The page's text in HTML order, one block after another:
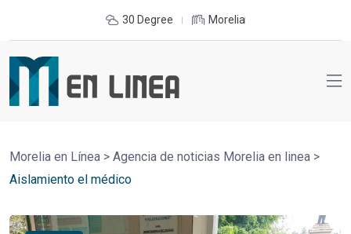
30 Degree Morelia
Morelia en Línea > Agencia de noticias Morelia en linea >
Aislamiento el médico